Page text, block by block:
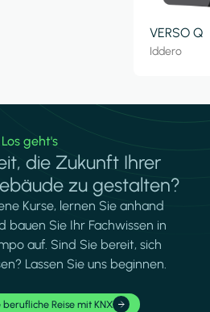
VERSO Q
Iddero
Los geht's
die Zukunft Ihrer
zu gestalten?
Kurse, lernen Sie anhand
bauen Sie Ihr Fachwissen in
auf. Sind Sie bereit, sich
Lassen Sie uns beginnen.
Reise mit KNX